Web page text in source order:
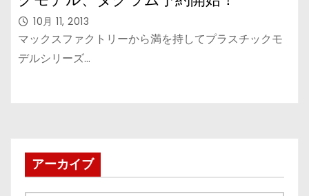
10月 11, 2013
マックスファクトリーから満を持してプラスチックモ
デルシリーズ…
アーカイブ